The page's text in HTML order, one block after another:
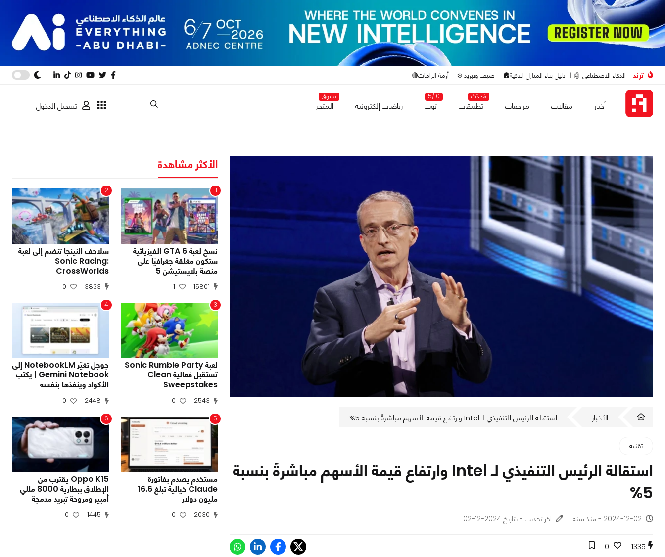
ترند الذكاء الاصطناعي 🤖 دليل بناء المنازل الذكية🛖 صيف وتبريد ❄️ أزمة الرامات🔴
أخبار مقالات مراجعات
مُحدّث
تطبيقات
5/10
توب رياضات إلكترونية
تسوق
المتجر تسجيل الدخول
الأخبار استقالة الرئيس التنفيذي لـ Intel وارتفاع قيمة الأسهم مباشرةً بنسبة 5%
تقنية
استقالة الرئيس التنفيذي لـ Intel وارتفاع قيمة الأسهم مباشرةً بنسبة
5%
2024-12-02 - منذ سنة اخر تحديث - بتاريخ 2024-12-02
1335
0
الأكثر مشاهدة
1
نسخ لعبة GTA 6 الفيزيائية
ستكون مغلقة جغرافيًا على
منصة بلايستيشن 5
15801
1
2
سلاحف النينجا تنضم إلى لعبة
Sonic Racing:
CrossWorlds
3833
0
3
لعبة Sonic Rumble Party
تستقبل فعالية Clean
Sweepstakes
2543
0
4
جوجل تغيّر NotebookLM إلى
Gemini Notebook | يكتب
الأكواد وينفذها بنفسه
2448
0
5
مستخدم يصدم بفاتورة
Claude خيالية تبلغ 16.6
مليون دولار
2030
0
6
Oppo K15 يقترب من
الإطلاق ببطارية 8000 مللي
أمبير ومروحة تبريد مدمجة
1445
0